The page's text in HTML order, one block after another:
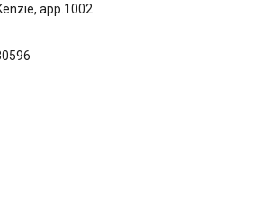
app.1002